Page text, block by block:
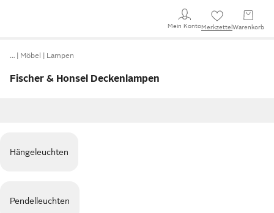
Mein KontoMerkzettel Warenkorb
… Möbel Lampen
Fischer & Honsel Deckenlampen
Hängeleuchten
Pendelleuchten